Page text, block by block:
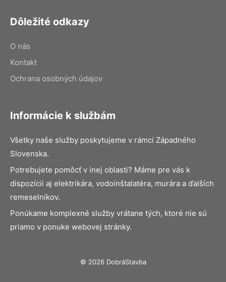
Dôležité odkazy
O nás
Kontakt
Ochrana osobných údajov
Informácie k službám
Všetky naše služby poskytujeme v rámci Západného
Slovenska.
Potrebujete pomôcť v inej oblasti? Máme pre vás k
dispozícii aj elektrikára, vodoinštalatéra, murára a ďalších
remeselníkov.
Ponúkame komplexné služby vrátane tých, ktoré nie sú
priamo v ponuke webovej stránky.
© 2026 DobráStavba